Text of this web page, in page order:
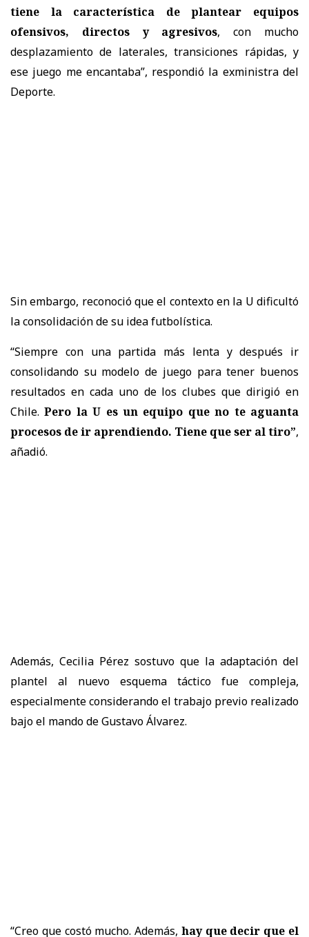
tiene la característica de plantear equipos
ofensivos, directos y agresivos, con mucho
desplazamiento de laterales, transiciones rápidas, y
ese juego me encantaba”, respondió la exministra del
Deporte.
Sin embargo, reconoció que el contexto en la U dificultó
la consolidación de su idea futbolística.
“Siempre con una partida más lenta y después ir
consolidando su modelo de juego para tener buenos
resultados en cada uno de los clubes que dirigió en
Chile.Pero la U es un equipo que no te aguanta
procesos de ir aprendiendo. Tiene que ser al tiro”,
añadió.
Además, Cecilia Pérez sostuvo que la adaptación del
plantel al nuevo esquema táctico fue compleja,
especialmente considerando el trabajo previo realizado
bajo el mando de Gustavo Álvarez.
“Creo que costó mucho. Además, hay que decir que el